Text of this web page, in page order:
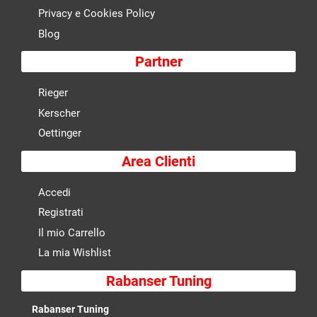
Privacy e Cookies Policy
Blog
Partner
Rieger
Kerscher
Oettinger
Area Clienti
Accedi
Registrati
Il mio Carrello
La mia Wishlist
Rabanser Tuning
Rabanser Tuning